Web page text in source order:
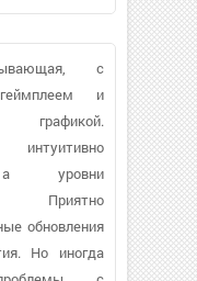
с
и
графикой.
а уровни
Приятно
обновления
Но иногда